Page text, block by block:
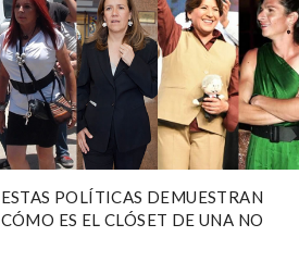
ESTAS POLÍTICAS DEMUESTRAN
CÓMO ES EL CLÓSET DE UNA NO